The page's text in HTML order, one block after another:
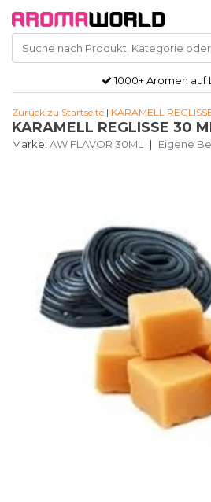
1000+ Aromen auf
Zurück zu Startseite | KARAMELL
KARAMELL REGLISSE 30
Marke: AW FLAVOR 30ML | Eigene